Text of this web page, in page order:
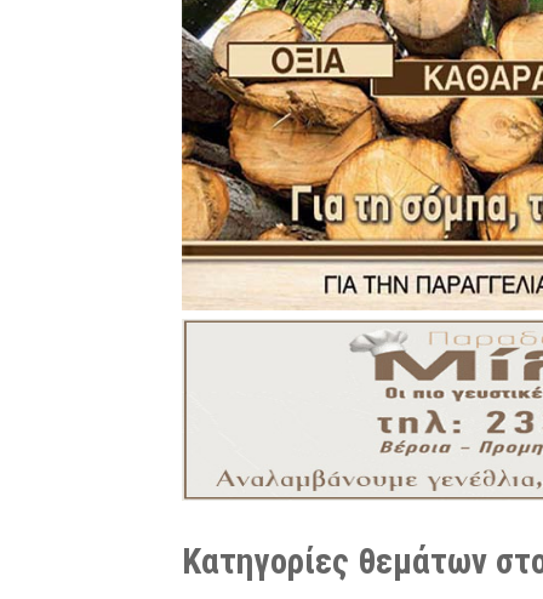
Κατηγορίες θεμάτων